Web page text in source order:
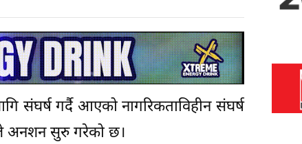
संघर्ष गर्दै आएको नागरिकताविहीन संघर्ष
अनशन सुरु गरेको छ।